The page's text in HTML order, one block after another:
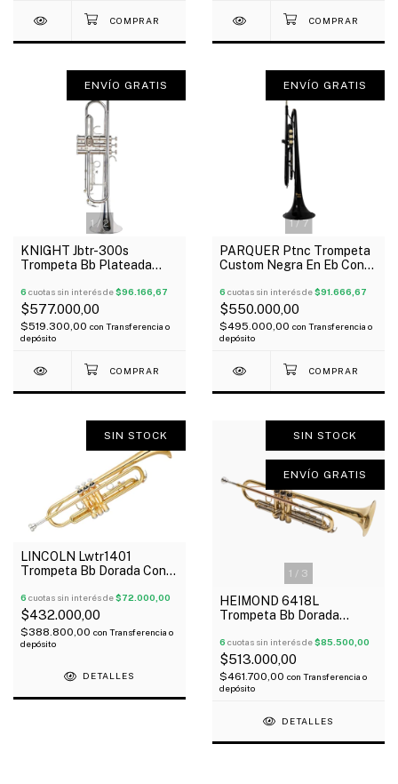
1/2
ENVÍO GRATIS
KNIGHT Jbtr-300s
Trompeta Bb Plateada
6 cuotas sin interés de$96.166,67
$577.000,00
$519.300,00 con Transferencia o
depósito
1/7
ENVÍO GRATIS
PARQUER Ptnc Trompeta
Custom Negra En Eb Con
6 cuotas sin interés de$91.666,67
$550.000,00
$495.000,00 con Transferencia o
depósito
SIN STOCK
LINCOLN Lwtr1401
Trompeta Bb Dorada Con
6 cuotas sin interés de$72.000,00
$432.000,00
$388.800,00 con Transferencia o
depósito
DETALLES
1 / 3
SIN STOCK
ENVÍO GRATIS
HEIMOND 6418L
Trompeta Bb Dorada
6 cuotas sin interés de$85.500,00
$513.000,00
$461.700,00 con Transferencia o
depósito
DETALLES